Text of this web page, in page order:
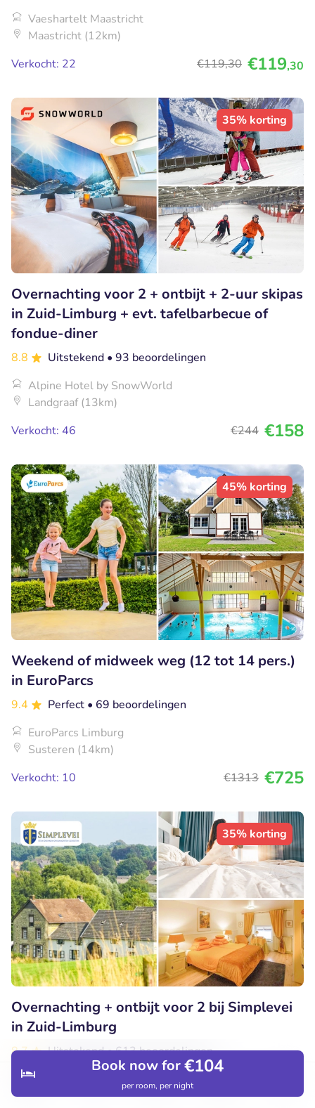
Restaurants
Book now for€104
per room, per night
Vaeshartelt Maastricht
Maastricht (12km)
Verkocht: 22
€119,30 €119,30
35% korting
Overnachting voor 2 + ontbijt + 2-uur skipas
in Zuid-Limburg + evt. tafelbarbecue of
fondue-diner
8.8 Uitstekend • 93 beoordelingen
Alpine Hotel by SnowWorld
Landgraaf (13km)
Verkocht: 46
€244 €158
45% korting
Weekend of midweek weg (12 tot 14 pers.)
in EuroParcs
9.4 Perfect • 69 beoordelingen
EuroParcs Limburg
Susteren (14km)
Verkocht: 10
€1313 €725
35% korting
Overnachting + ontbijt voor 2 bij Simplevei
in Zuid-Limburg
8.7 Uitstekend• 613 beoordelingen
Vakantiehoeve en Bistro Simplevei
Simpelveld (14km)